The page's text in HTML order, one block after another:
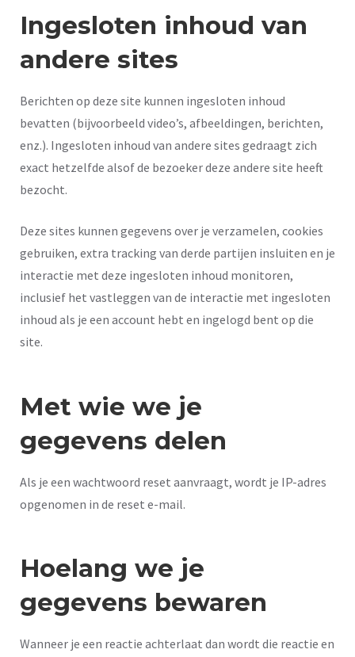
Ingesloten inhoud van
andere sites
Berichten op deze site kunnen ingesloten inhoud
bevatten (bijvoorbeeld video’s, afbeeldingen, berichten,
enz.). Ingesloten inhoud van andere sites gedraagt zich
exact hetzelfde alsof de bezoeker deze andere site heeft
bezocht.
Deze sites kunnen gegevens over je verzamelen, cookies
gebruiken, extra tracking van derde partijen insluiten en je
interactie met deze ingesloten inhoud monitoren,
inclusief het vastleggen van de interactie met ingesloten
inhoud als je een account hebt en ingelogd bent op die
site.
Met wie we je
gegevens delen
Als je een wachtwoord reset aanvraagt, wordt je IP-adres
opgenomen in de reset e-mail.
Hoelang we je
gegevens bewaren
Wanneer je een reactie achterlaat dan wordt die reactie en